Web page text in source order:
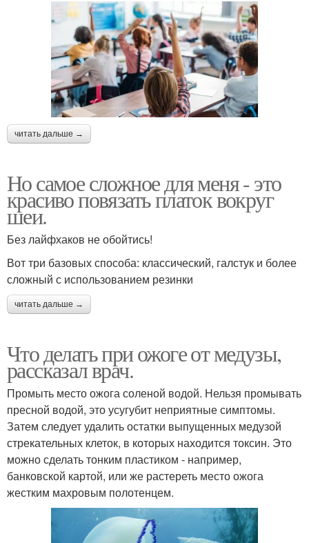
читать дальше →
Но самое сложное для меня - это
красиво повязать платок вокруг
шеи.
Без лайфхаков не обойтись!
Вот три базовых способа: классический, галстук и более
сложный с использованием резинки
читать дальше →
Что делать при ожоге от медузы,
рассказал врач.
Промыть место ожога соленой водой. Нельзя промывать
пресной водой, это усугубит неприятные симптомы.
Затем следует удалить остатки выпущенных медузой
стрекательных клеток, в которых находится токсин. Это
можно сделать тонким пластиком - например,
банковской картой, или же растереть место ожога
жестким махровым полотенцем.